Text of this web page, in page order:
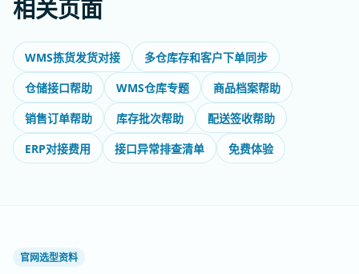
相关页面
WMS拣货发货对接
多仓库存和客户下单同步
仓储接口帮助
WMS仓库专题
商品档案帮助
销售订单帮助
库存批次帮助
配送签收帮助
ERP对接费用
接口异常排查清单 免费体验
官网选型资料